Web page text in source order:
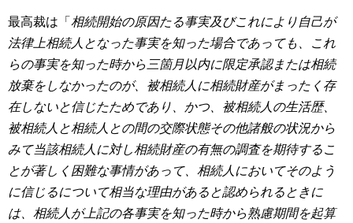
最高裁は「 相続開始の原因たる事実及びこれにより自己が
法律上相続人となった事実を知った場合であっても、これ
らの事実を知った時から三箇月以内に限定承認または相続
放棄をしなかったのが、被相続人に相続財産がまったく存
在しないと信じたためであり、かつ、被相続人の生活歴、
被相続人と相続人との間の交際状態その他諸般の状況から
みて当該相続人に対し相続財産の有無の調査を期待するこ
とが著しく困難な事情があって、相続人においてそのよう
に信じるについて相当な理由があると認められるときに
は、相続人が上記の各事実を知った時から熟慮期間を起算